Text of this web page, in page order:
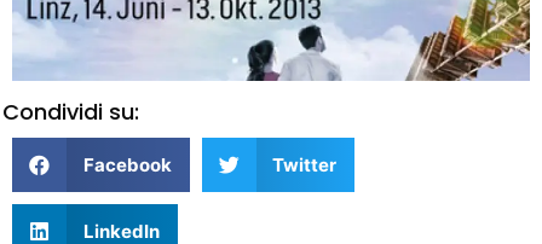
Condividi su:
Facebook Twitter
LinkedIn